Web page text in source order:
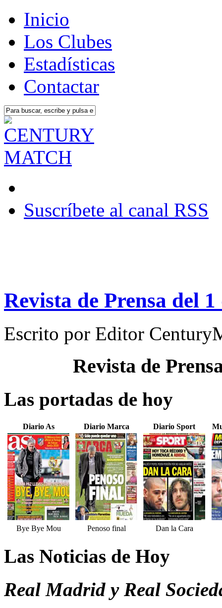
Inicio
Los Clubes
Estadísticas
Contactar
Suscríbete al canal RSS
Revista de Prensa del
Escrito por Editor
Revista de
Las portadas de hoy
Diario As Diario Marca Diario Sport
Bye Bye Mou Penoso final Dan la Cara
Las Noticias de Hoy
Real Madrid y Real